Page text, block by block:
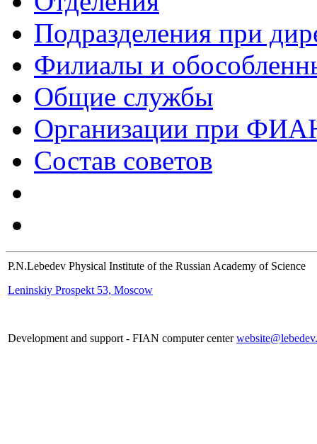
Подразделения при
Филиалы и
Общие службы
Организации при
Состав советов
P.N.Lebedev Physical Institute of the Russian Academy of Science
Leninskiy Prospekt 53, Moscow
Development and support - FIAN computer center